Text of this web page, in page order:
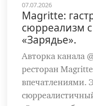
07.07.2026
Magritte:
сюрреализм
«Зарядье».
Авторка канала
ресторан
впечатлениями.